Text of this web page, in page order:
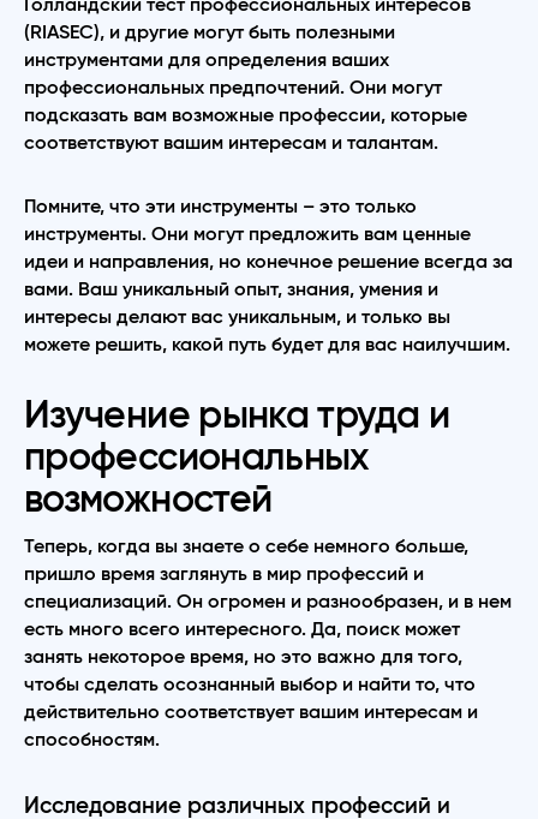
Голландский тест профессиональных интересов
(RIASEC), и другие могут быть полезными
инструментами для определения ваших
профессиональных предпочтений. Они могут
подсказать вам возможные профессии, которые
соответствуют вашим интересам и талантам.
Помните, что эти инструменты – это только
инструменты. Они могут предложить вам ценные
идеи и направления, но конечное решение всегда за
вами. Ваш уникальный опыт, знания, умения и
интересы делают вас уникальным, и только вы
можете решить, какой путь будет для вас наилучшим.
Изучение рынка труда и
профессиональных
возможностей
Теперь, когда вы знаете о себе немного больше,
пришло время заглянуть в мир профессий и
специализаций. Он огромен и разнообразен, и в нем
есть много всего интересного. Да, поиск может
занять некоторое время, но это важно для того,
чтобы сделать осознанный выбор и найти то, что
действительно соответствует вашим интересам и
способностям.
Исследование различных профессий и